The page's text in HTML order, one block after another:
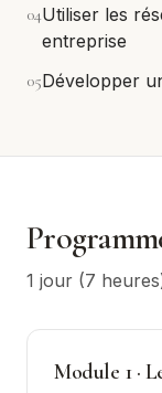
04Utiliser les
entreprise
05Développer
1 jour (7
Module 1·